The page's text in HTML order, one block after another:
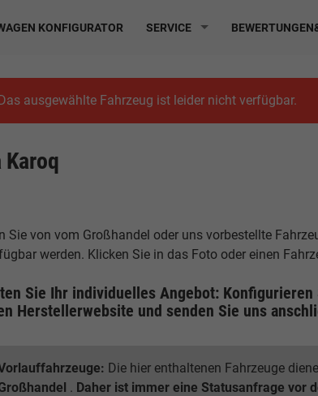
KONFIGURATOR SERVICE
ausgewählte Fahrzeug ist leider nicht verfügbar.
Karoq
Sie von vom Großhandel oder uns vorbestellte
werden. Klicken Sie in das Foto oder einen
Sie Ihr individuelles Angebot:
Herstellerwebsite und senden Sie uns
Die hier enthaltenen Fahrzeuge
. Daher ist immer eine Statusanfrage vor